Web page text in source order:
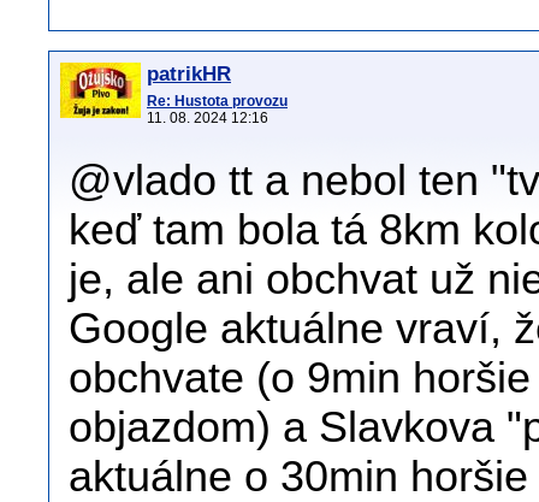
patrikHR
Re: Hustota provozu
11. 08. 2024 12:16
@vlado tt a nebol ten
keď tam bola tá 8km
je, ale ani obchvat už
Google aktuálne vraví,
obchvate (o 9min
objazdom) a Slavkova
aktuálne o 30min